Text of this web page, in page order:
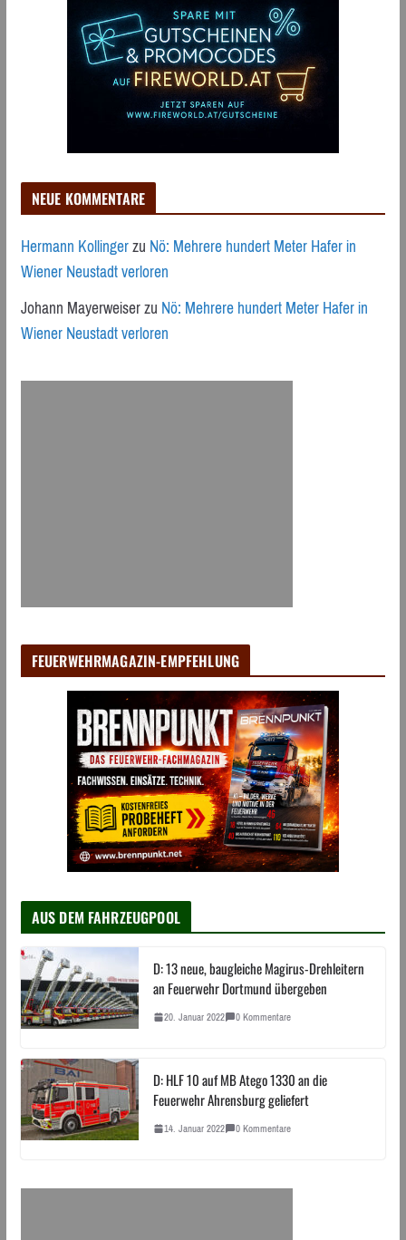
NEUE KOMMENTARE
Hermann KollingerzuNö: Mehrere hundert Meter Hafer in
Wiener Neustadt verloren
Johann MayerweiserzuNö: Mehrere hundert Meter Hafer in
Wiener Neustadt verloren
FEUERWEHRMAGAZIN-EMPFEHLUNG
AUS DEM FAHRZEUGPOOL
D: 13 neue, baugleiche Magirus-Drehleitern
an Feuerwehr Dortmund übergeben
20. Januar 2022 0 Kommentare
D: HLF 10 auf MB Atego 1330 an die
Feuerwehr Ahrensburg geliefert
14. Januar 2022 0 Kommentare